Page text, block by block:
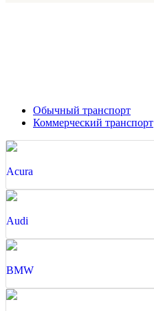
Обычный транспорт
Коммерческий транспорт
Acura
Audi
BMW